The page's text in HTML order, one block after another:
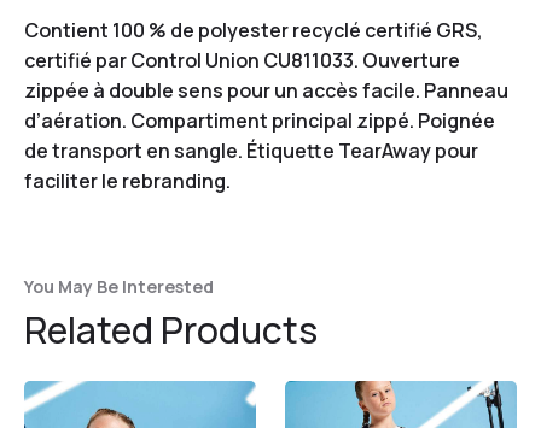
Contient 100 % de polyester recyclé certifié GRS,
certifié par Control Union CU811033. Ouverture
zippée à double sens pour un accès facile. Panneau
d’aération. Compartiment principal zippé. Poignée
de transport en sangle. Étiquette TearAway pour
faciliter le rebranding.
You May Be Interested
Related Products